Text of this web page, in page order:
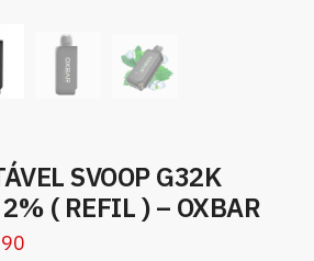
SVOOP G32K
( REFIL ) – OXBAR